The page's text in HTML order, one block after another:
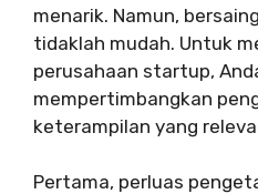
menarik. Namun,
tidaklah mudah. Untuk
perusahaan startup,
mempertimbangkan
keterampilan yang
Pertama, perluas